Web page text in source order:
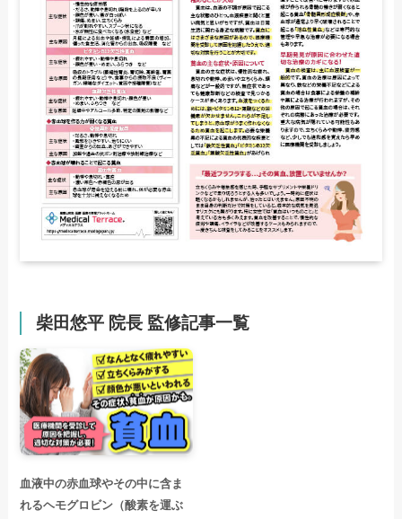
柴田悠平 院長 監修記事一覧
血液中の赤血球やその中に含ま
れるヘモグロビン（酸素を運ぶ